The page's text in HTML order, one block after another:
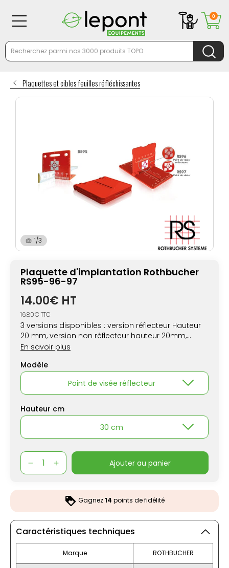
Plaquettes et cibles feuilles réfléchissantes
1/3
Plaquette d'implantation Rothbucher
RS95-96-97
14.00€ HT
16.80€ TTC
3 versions disponibles : version réflecteur Hauteur
20 mm, version non réflecteur hauteur 20mm,
version non réflecteur hauteur 30mm. Plaquette
reporter rapidement les indications directionnelles
du géomètre.
En savoir plus
Modèle
Point de visée réflecteur
Hauteur cm
30 cm
ajouter au panier
Gagnez14 points de fidélité
Caractéristiques techniques
Marque ROTHBUCHER
0